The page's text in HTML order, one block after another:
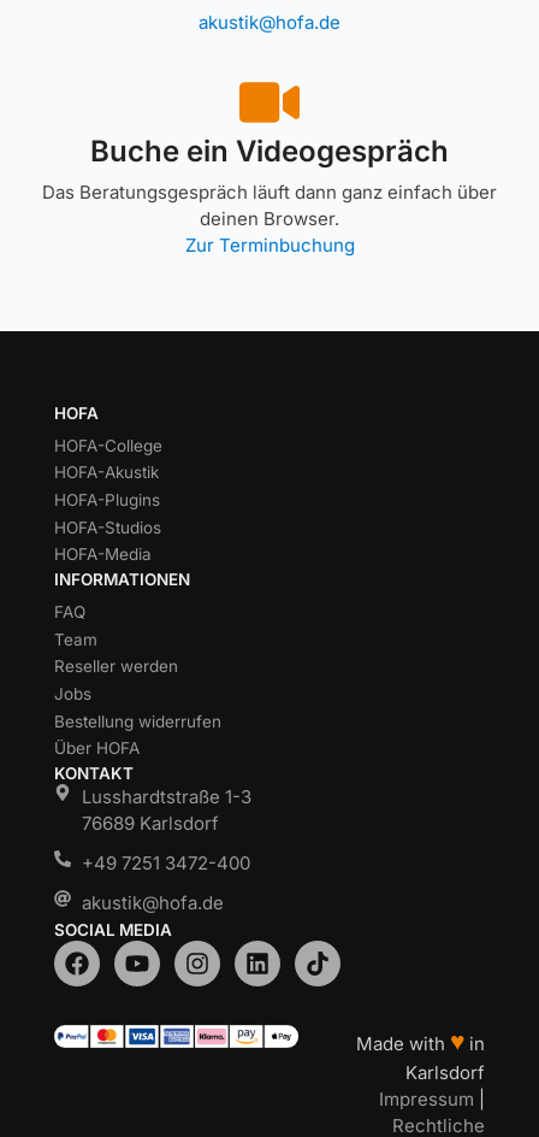
akustik@hofa.de
Buche ein Videogespräch
Das Beratungsgespräch läuft dann ganz einfach über
deinen Browser.
Zur Terminbuchung
HOFA
HOFA-College
HOFA-Akustik
HOFA-Plugins
HOFA-Studios
HOFA-Media
INFORMATIONEN
FAQ
Team
Reseller werden
Jobs
Bestellung widerrufen
Über HOFA
KONTAKT
Lusshardtstraße 1-3
76689 Karlsdorf
+49 7251 3472-400
akustik@hofa.de
SOCIAL MEDIA
Made with ♥ in
Karlsdorf
Impressum
Rechtliche